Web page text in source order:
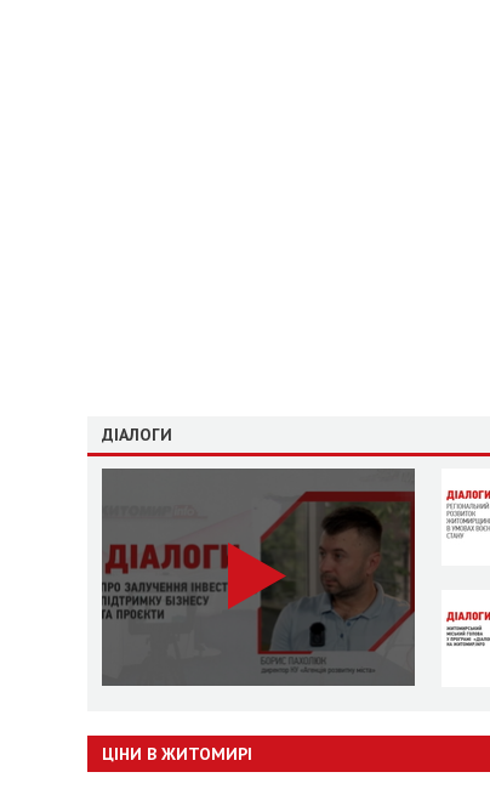
ДІАЛОГИ
ЦІНИ В ЖИТОМИРІ